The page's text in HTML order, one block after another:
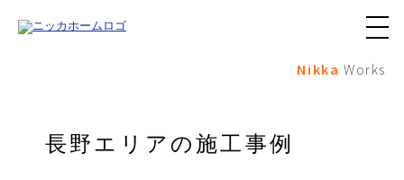
メ
ュ
Nikka Works
長野エリアの施工事例